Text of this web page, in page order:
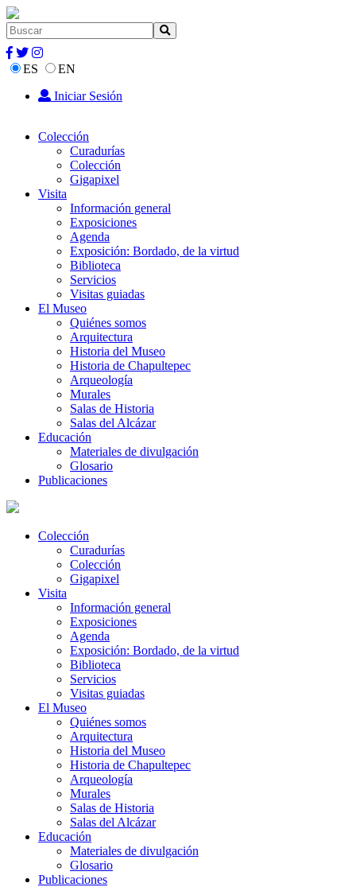
ES
EN
Iniciar Sesión
Colección
Curadurías
Colección
Gigapixel
Visita
Información general
Exposiciones
Agenda
Exposición: Bordado, de la virtud
Biblioteca
Servicios
Visitas guiadas
El Museo
Quiénes somos
Arquitectura
Historia del Museo
Historia de Chapultepec
Arqueología
Murales
Salas de Historia
Salas del Alcázar
Educación
Materiales de divulgación
Glosario
Publicaciones
Colección
Curadurías
Colección
Gigapixel
Visita
Información general
Exposiciones
Agenda
Exposición: Bordado, de la virtud
Biblioteca
Servicios
Visitas guiadas
El Museo
Quiénes somos
Arquitectura
Historia del Museo
Historia de Chapultepec
Arqueología
Murales
Salas de Historia
Salas del Alcázar
Educación
Materiales de divulgación
Glosario
Publicaciones